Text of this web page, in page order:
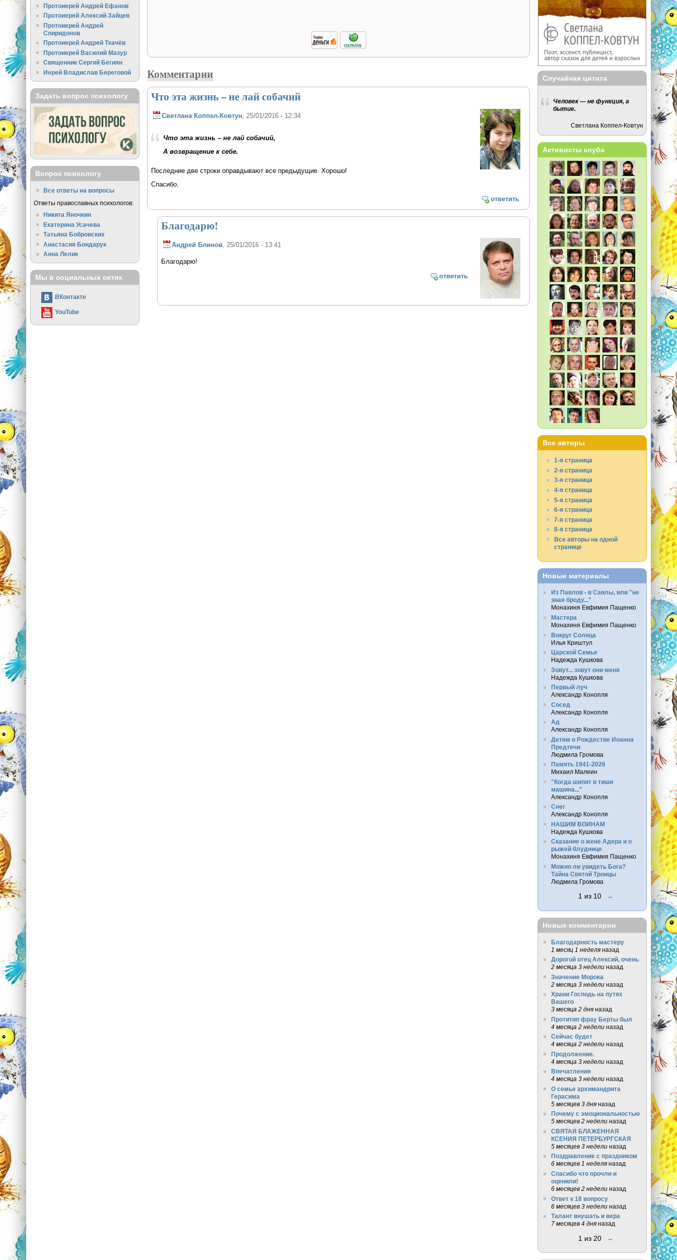
Комментарии
Что эта жизнь – не лай собачий
Светлана Коппел-Ковтун , 25/01/2016 - 12:34
Что эта жизнь – не лай собачий,
А возвращение к себе.
Последние две строки оправдывают все предыдущие. Хорошо!
Спасибо.
ответить
Благодарю!
Андрей Блинов, 25/01/2016 - 13:41
Благодарю!
ответить
Протоиерей Андрей Ефанов
Протоиерей Алексий Зайцев
Протоиерей Андрей
Спиридонов
Протоиерей Андрей Ткачёв
Протоиерей Василий Мазур
Священник Сергий Бегиян
Иерей Владислав Береговой
Задать вопрос психологу
Вопрос психологу
Все ответы на вопросы
Ответы православных психологов:
Никита Яночкин
Екатерина Усачева
Татьяна Бобровских
Анастасия Бондарук
Анна Лелик
Мы в социальных сетях
ВКонтакте
YouTube
Случайная цитата
Человек — не функция, а
бытие.
Светлана Коппел-Ковтун
Активисты клуба
Все авторы
1-я страница
2-я страница
3-я страница
4-я страница
5-я страница
6-я страница
7-я страница
8-я страница
Все авторы на одной
странице
Новые материалы
Из Павлов - в Савлы, или "не
зная броду..."
Монахиня Евфимия Пащенко
Мастера
Монахиня Евфимия Пащенко
Вокруг Солнца
Илья Криштул
Царской Семье
Надежда Кушкова
Зовут... зовут они меня
Надежда Кушкова
Первый луч
Александр Конопля
Сосед
Александр Конопля
Ад
Александр Конопля
Детям о Рождестве Иоанна
Предтечи
Людмила Громова
Память 1941-2026
Михаил Малеин
"Когда шипит в тиши
машина..."
Александр Конопля
Снег
Александр Конопля
НАШИМ ВОИНАМ
Надежда Кушкова
Сказание о жене Адера и о
рыжей блуднице
Монахиня Евфимия Пащенко
Можно ли увидеть Бога?
Тайна Святой Троицы
Людмила Громова
1 из 10 →
Новые комментарии
Благодарность мастеру
1 месяц 1 неделяназад
Дорогой отец Алексий, очень
2 месяца 3 неделиназад
Значение Морока
2 месяца 3 неделиназад
Храни Господь на путях
Вашего
3 месяца 2 дняназад
Протитип фрау Берты был
4 месяца 2 неделиназад
Сейчас будет
4 месяца 2 неделиназад
Продолжение.
4 месяца 3 неделиназад
Впечатления
4 месяца 3 неделиназад
О семье архимандрита
Герасима
5 месяцев 3 дняназад
Почему с эмоциональностью
5 месяцев 2 неделиназад
СВЯТАЯ БЛАЖЕННАЯ
КСЕНИЯ ПЕТЕРБУРГСКАЯ
5 месяцев 3 неделиназад
Поздравление с праздником
6 месяцев 1 неделяназад
Спасибо что прочли и
оценили!
6 месяцев 2 неделиназад
Ответ к 18 вопросу
6 месяцев 3 неделиназад
Талант внушать и вера
7 месяцев 4 дняназад
1 из 20 →